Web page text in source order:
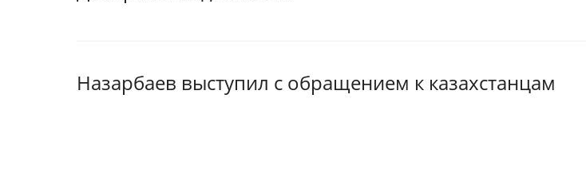
Назарбаев выступил с обращением к казахстанцам